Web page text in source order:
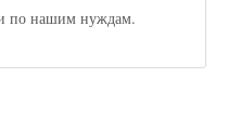
по нашим нуждам.